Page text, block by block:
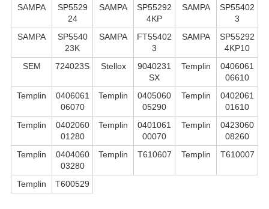
SAMPA
SP5529
24
SAMPA
SP55292
4KP
SAMPA
SP55402
3
SAMPA
SP5540
23K
SAMPA
FT55402
3
SAMPA
SP55292
4KP10
SEM
724023S Stellox
9040231
SX
Templin
0406061
06610
Templin
0406061
06070
Templin
0405060
05290
Templin
0402061
01610
Templin
0402060
01280
Templin
0401061
00070
Templin
0423060
08260
Templin
0404060
03280
Templin T610607 Templin T610007
Templin T600529